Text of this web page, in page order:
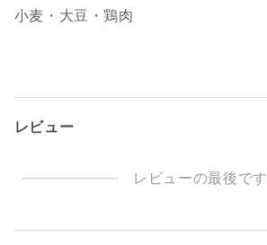
小麦・大豆・鶏肉
レビュー
レビューの最後です